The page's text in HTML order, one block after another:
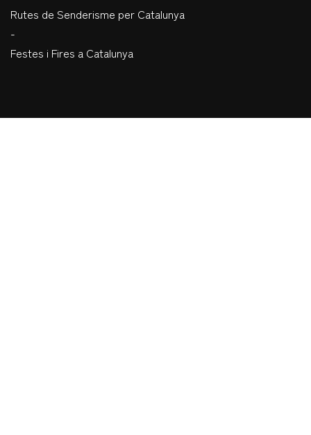
Rutes de Senderisme per Catalunya
-
Festes i Fires a Catalunya